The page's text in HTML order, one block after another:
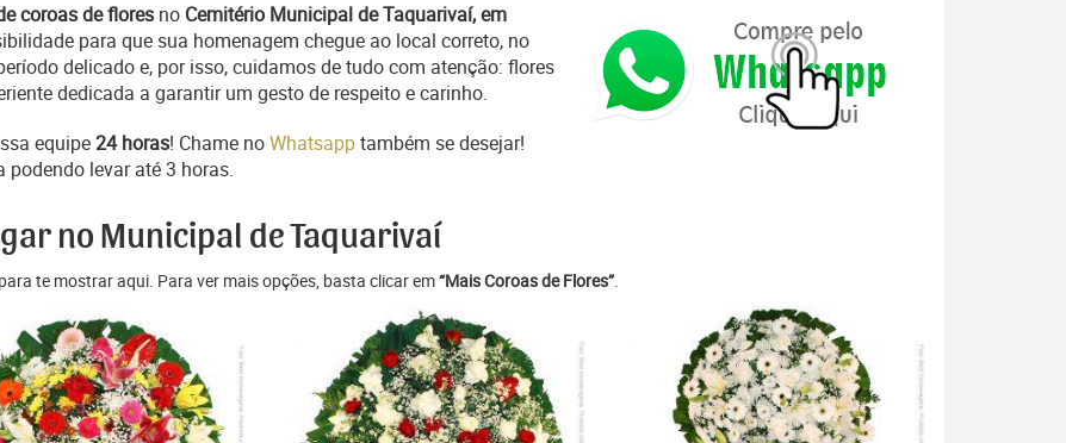
coroas de flores no Cemitério Municipal de Taquarivaí, em
para que sua homenagem chegue ao local correto, no
delicado e, por isso, cuidamos de tudo com atenção: flores
dedicada a garantir um gesto de respeito e carinho.
equipe24 horas! Chame noWhatsapptambém se desejar!
podendo levar até 3 horas.
no Municipal de Taquarivaí
te mostrar aqui. Para ver mais opções, basta clicar em“Mais Coroas de Flores”.